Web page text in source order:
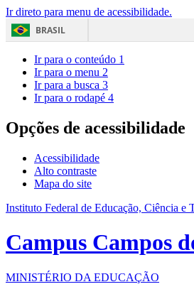
Ir direto para menu de acessibilidade.
BRASIL
Ir para o conteúdo 1
Ir para o menu 2
Ir para a busca 3
Ir para o rodapé 4
Opções de acessibilidade
Acessibilidade
Alto contraste
Mapa do site
Instituto Federal de Educação, Ciência e
Campus Campos
MINISTÉRIO DA EDUCAÇÃO